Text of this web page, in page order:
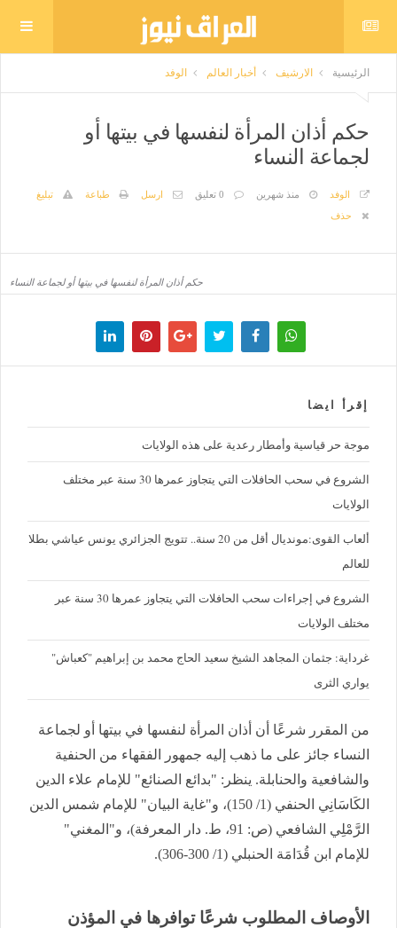
الرئيسية الارشيف أخبار العالم الوفد
حكم أذان المرأة لنفسها في بيتها أو
لجماعة النساء
الوفد منذ شهرين 0 تعليق ارسل طباعة
تبليغ
حذف
حكم أذان المرأة لنفسها في بيتها أو لجماعة النساء
إقرأ ايضا
موجة حر قياسية وأمطار رعدية على هذه الولايات
الشروع في سحب الحافلات التي يتجاوز عمرها 30 سنة عبر مختلف
الولايات
ألعاب القوى:مونديال أقل من 20 سنة.. تتويج الجزائري يونس عياشي بطلا
للعالم
الشروع في إجراءات سحب الحافلات التي يتجاوز عمرها 30 سنة عبر
مختلف الولايات
غرداية: جثمان المجاهد الشيخ سعيد الحاج محمد بن إبراهيم "كعباش"
يواري الثرى
من المقرر شرعًا أن أذان المرأة لنفسها في بيتها أو لجماعة
النساء جائز على ما ذهب إليه جمهور الفقهاء من الحنفية
والشافعية والحنابلة. ينظر: "بدائع الصنائع" للإمام علاء الدين
الكَاسَانِي الحنفي (1/ 150)، و"غاية البيان" للإمام شمس الدين
الرَّمْلِي الشافعي (ص: 91، ط. دار المعرفة)، و"المغني"
للإمام ابن قُدَامَة الحنبلي (1/ 300-306).
الأوصاف المطلوب شرعًا توافرها في المؤذن